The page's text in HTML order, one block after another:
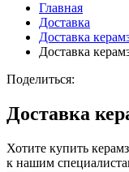
Главная
Доставка
Доставка
Доставка
Поделиться:
Доставка
Хотите купить
к нашим